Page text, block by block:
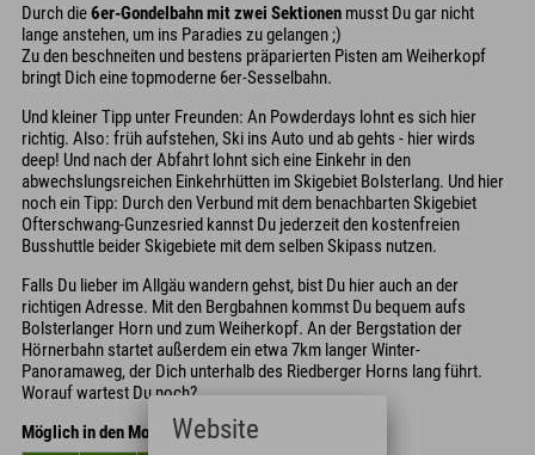
Durch die6er-Gondelbahn mit zwei Sektionen musst Du gar nicht
lange anstehen, um ins Paradies zu gelangen ;)
Zu den beschneiten und bestens präparierten Pisten am Weiherkopf
bringt Dich eine topmoderne 6er-Sesselbahn.
Und kleiner Tipp unter Freunden: An Powderdays lohnt es sich hier
richtig. Also: früh aufstehen, Ski ins Auto und ab gehts - hier wirds
deep! Und nach der Abfahrt lohnt sich eine Einkehr in den
abwechslungsreichen Einkehrhütten im Skigebiet Bolsterlang. Und hier
noch ein Tipp: Durch den Verbund mit dem benachbarten Skigebiet
Ofterschwang-Gunzesried kannst Du jederzeit den kostenfreien
Busshuttle beider Skigebiete mit dem selben Skipass nutzen.
Falls Du lieber im Allgäu wandern gehst, bist Du hier auch an der
richtigen Adresse. Mit den Bergbahnen kommst Du bequem aufs
Bolsterlanger Horn und zum Weiherkopf. An der Bergstation der
Hörnerbahn startet außerdem ein etwa 7km langer Winter-
Panoramaweg, der Dich unterhalb des Riedberger Horns lang führt.
Worauf wartest Du noch?
Möglich in den MonatenWebsite